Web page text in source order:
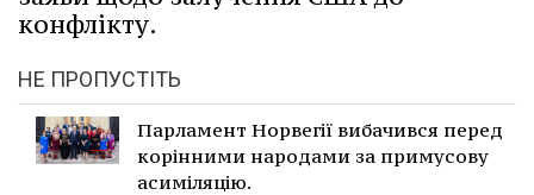
конфлікту.
НЕ ПРОПУСТІТЬ
Парламент Норвегії вибачився перед
корінними народами за примусову
асиміляцію.